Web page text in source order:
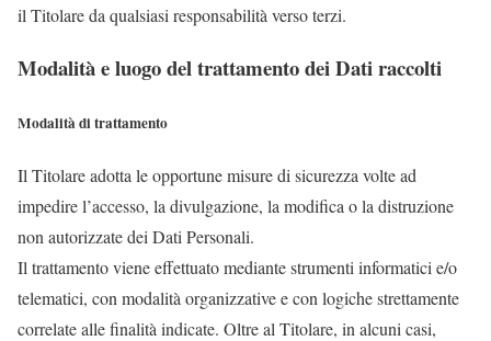
il Titolare da qualsiasi responsabilità verso terzi.
Modalità e luogo del trattamento dei Dati raccolti
Modalità di trattamento
Il Titolare adotta le opportune misure di sicurezza volte ad
impedire l’accesso, la divulgazione, la modifica o la distruzione
non autorizzate dei Dati Personali.
Il trattamento viene effettuato mediante strumenti informatici e/o
telematici, con modalità organizzative e con logiche strettamente
correlate alle finalità indicate. Oltre al Titolare, in alcuni casi,